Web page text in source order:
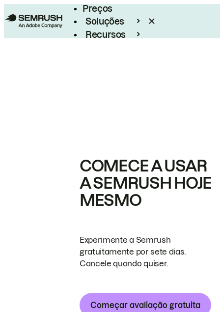
Preços
Soluções
Recursos
COMECE A USAR
A SEMRUSH HOJE
MESMO
Experimente a Semrush
gratuitamente por sete dias.
Cancele quando quiser.
Começar avaliação gratuita